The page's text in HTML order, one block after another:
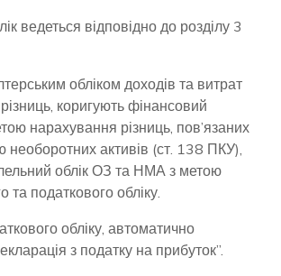
ведеться відповідно до розділу 3
обліком доходів та витрат
коригують фінансовий
нарахування різниць, пов’язаних
необоротних активів (ст. 138 ПКУ),
облік ОЗ та НМА з метою
та податкового обліку.
обліку, автоматично
з податку на прибуток”.